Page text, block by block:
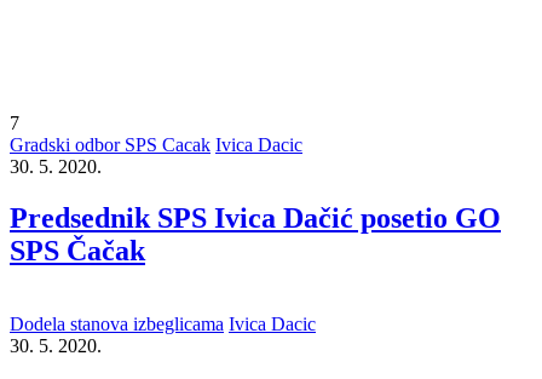
7
Gradski odbor SPS Cacak Ivica Dacic
30. 5. 2020.
Predsednik SPS Ivica Dačić posetio GO
SPS Čačak
Dodela stanova izbeglicama Ivica Dacic
30. 5. 2020.